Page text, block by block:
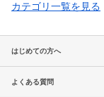
カテゴリ一覧を見る
はじめての方へ
よくある質問